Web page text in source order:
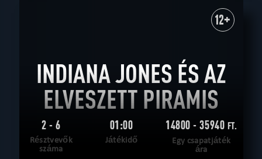
12+
INDIANA JONES ÉS AZ
ELVESZETT PIRAMIS
2 - 6
Résztvevők
száma
01:00
Játékidő
14800 - 35940 FT.
Egy csapatjáték
ára